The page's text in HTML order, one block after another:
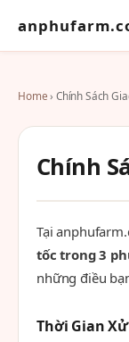
Home› Chính Sách
Chính
Tại
tốc trong 3
những điều
Thời Gian